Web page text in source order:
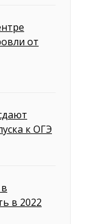
от
к ОГЭ
в 2022